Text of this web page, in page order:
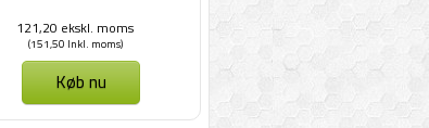
121,20 ekskl. moms
(151,50 Inkl. moms)
Køb nu